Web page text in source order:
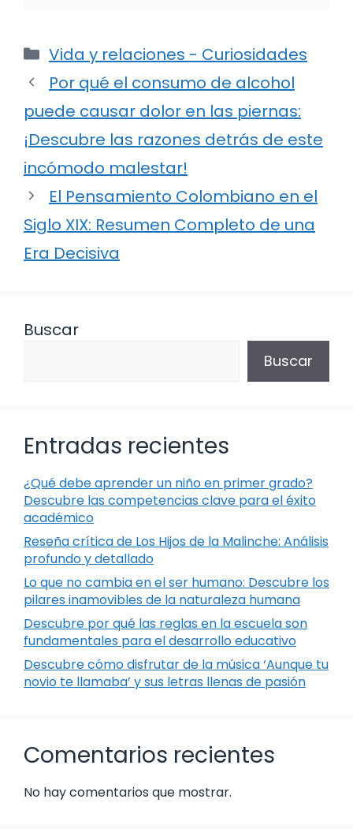
Categorías
Vida y relaciones - Curiosidades
Por qué el consumo de alcohol
puede causar dolor en las piernas:
¡Descubre las razones detrás de este
incómodo malestar!
El Pensamiento Colombiano en el
Siglo XIX: Resumen Completo de una
Era Decisiva
Buscar
Buscar
Entradas recientes
¿Qué debe aprender un niño en primer grado?
Descubre las competencias clave para el éxito
académico
Reseña crítica de Los Hijos de la Malinche: Análisis
profundo y detallado
Lo que no cambia en el ser humano: Descubre los
pilares inamovibles de la naturaleza humana
Descubre por qué las reglas en la escuela son
fundamentales para el desarrollo educativo
Descubre cómo disfrutar de la música ‘Aunque tu
novio te llamaba’ y sus letras llenas de pasión
Comentarios recientes
No hay comentarios que mostrar.